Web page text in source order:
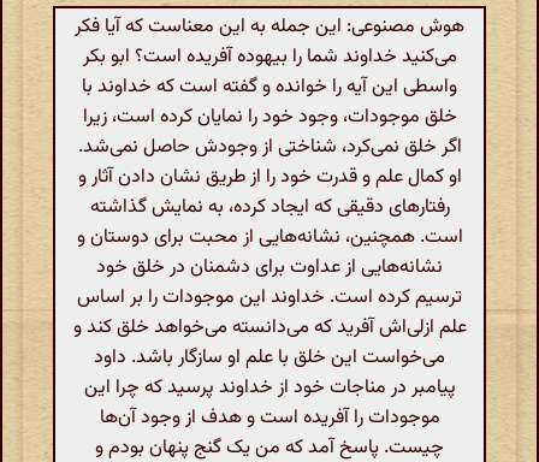
هوش مصنوعی: این جمله به این معناست که آیا فکر
می‌کنید خداوند شما را بیهوده آفریده است؟ ابو بکر
واسطی این آیه را خوانده و گفته است که خداوند با
خلق موجودات، وجود خود را نمایان کرده است، زیرا
اگر خلق نمی‌کرد، شناختی از وجودش حاصل نمی‌شد.
او کمال علم و قدرت خود را از طریق نشان دادن آثار و
رفتارهای دقیقی که ایجاد کرده، به نمایش گذاشته
است. همچنین، نشانه‌هایی از محبت برای دوستان و
نشانه‌هایی از عداوت برای دشمنان در خلق خود
ترسیم کرده است. خداوند این موجودات را بر اساس
علم ازلی‌اش آفرید که می‌دانسته می‌خواهد خلق کند و
می‌خواست این خلق با علم او سازگار باشد. داود
پیامبر در مناجات خود از خداوند پرسید که چرا این
موجودات را آفریده است و هدف از وجود آن‌ها
چیست. پاسخ آمد که من یک گنج پنهان بودم و